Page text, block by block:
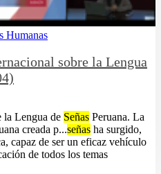
Humanas
sobre la Lengua
la Lengua de Señas Peruana. La
creada p...señas ha surgido,
capaz de ser un eficaz vehículo
de todos los temas